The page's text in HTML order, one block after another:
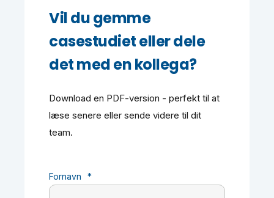
Vil du gemme
casestudiet eller dele
det med en kollega?
Download en PDF-version - perfekt til at
læse senere eller sende videre til dit
team.
Fornavn *